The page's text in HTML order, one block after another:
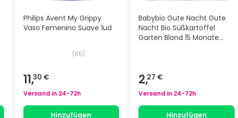
Philips Avent My Grippy
Vaso Femenino Suave 1ud
(65)
11,30 €
Versand in 24-72h
Hinzufügen
Babybio Gute Nacht Gute
Nacht Bio Süßkartoffel
Garten Blond 15 Monate
2,27 €
Versand in 24-72h
Hinzufügen